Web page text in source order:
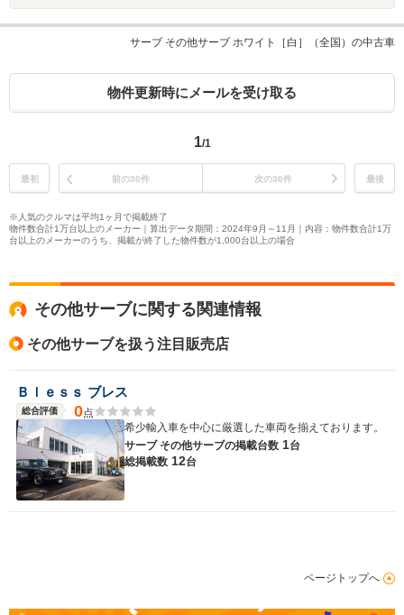
サーブ その他サーブ ホワイト［白］（全国）の中古車
物件更新時にメールを受け取る
1/1
最初 前の30件 次の30件 最後
※人気のクルマは平均1ヶ月で掲載終了
物件数合計1万台以上のメーカー｜算出データ期間：2024年9月～11月｜内容：物件数合計1万
台以上のメーカーのうち、掲載が終了した物件数が1,000台以上の場合
その他サーブに関する関連情報
その他サーブを扱う注目販売店
Ｂｌｅｓｓ ブレス
総合評価 0点
希少輸入車を中心に厳選した車両を揃えております。
サーブ その他サーブの掲載台数 1台
総掲載数 12台
ページトップへ